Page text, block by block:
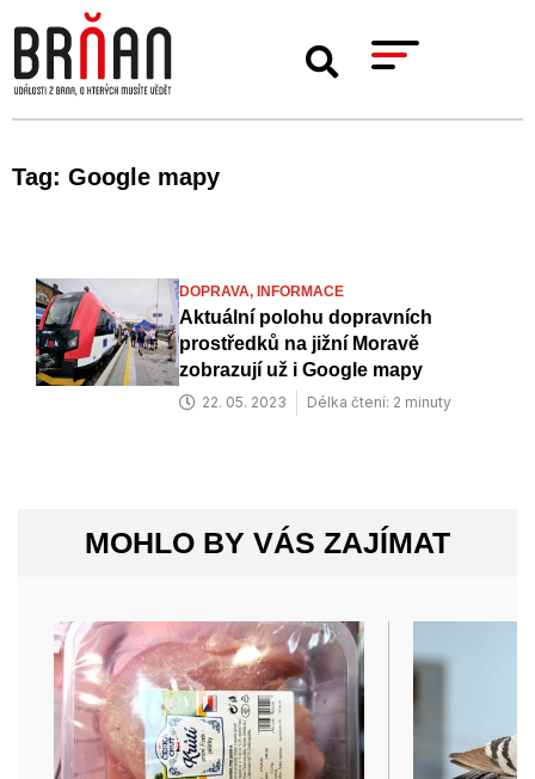
Tag: Google mapy
DOPRAVA, INFORMACE
Aktuální polohu dopravních
prostředků na jižní Moravě
zobrazují už i Google mapy
22. 05. 2023 Délka čtení: 2 minuty
MOHLO BY VÁS ZAJÍMAT